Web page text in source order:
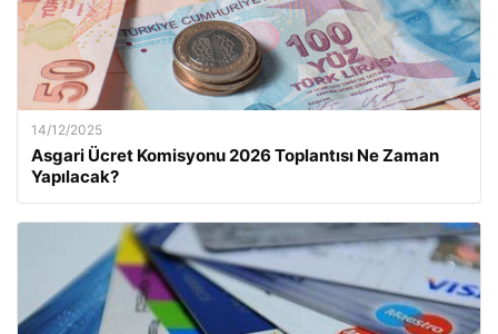
14/12/2025
Asgari Ücret Komisyonu 2026 Toplantısı Ne Zaman
Yapılacak?